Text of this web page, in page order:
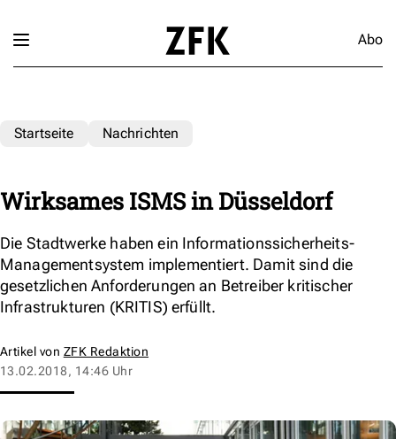
Abo
Startseite Nachrichten
Wirksames ISMS in Düsseldorf
Die Stadtwerke haben ein Informationssicherheits-
Managementsystem implementiert. Damit sind die
gesetzlichen Anforderungen an Betreiber kritischer
Infrastrukturen (KRITIS) erfüllt.
Artikel von ZFK Redaktion
13.02.2018, 14:46 Uhr